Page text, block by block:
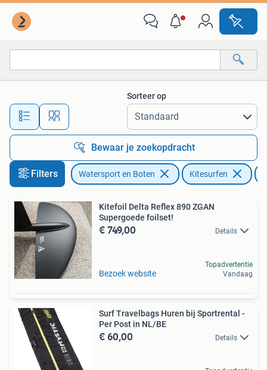
Alle afstanden…
Sorteer op
Bewaar je zoekopdracht
Filters Watersport en Boten Kitesurfen
Kitefoil Delta Reflex 890 ZGAN
Supergoede foilset!
€ 749,00 Details
Bezoek website
Topadvertentie
Vandaag
Surf Travelbags Huren bij Sportrental -
Per Post in NL/BE
€ 60,00 Details